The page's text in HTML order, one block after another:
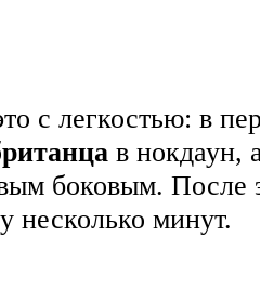
с легкостью: в
в нокдаун,
боковым. После
несколько минут.